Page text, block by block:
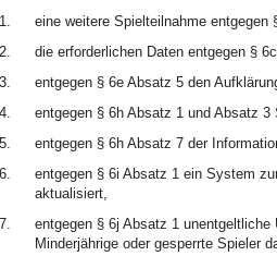
eine weitere Spielteilnahme
die erforderlichen Daten entgegen §
entgegen § 6e Absatz 5 den
entgegen § 6h Absatz 1 und Absatz
entgegen § 6h Absatz 7 der
entgegen § 6i Absatz 1 ein System
aktualisiert,
entgegen § 6j Absatz 1
Minderjährige oder gesperrte Spieler